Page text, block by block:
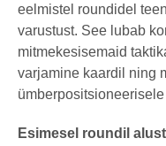
eelmistel roundidel
varustust. See lubab
mitmekesisemaid
varjamine kaardil ning
Esimesel roundil